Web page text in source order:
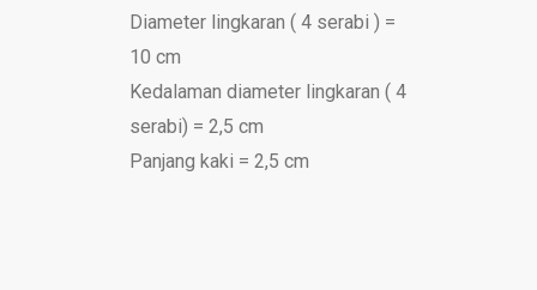
Diameter lingkaran ( 4 serabi ) =
10 cm
Kedalaman diameter lingkaran ( 4
serabi) = 2,5 cm
Panjang kaki = 2,5 cm